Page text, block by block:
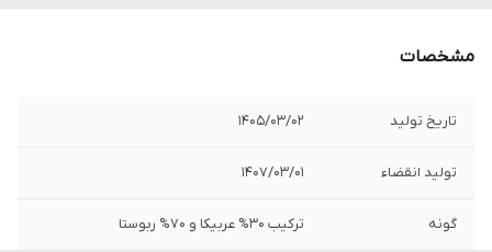
مشخصات
تاریخ تولید 1405/03/02
تولید انقضاء 1407/03/01
گونه ترکیب 30% عربیکا و 70% ربوستا